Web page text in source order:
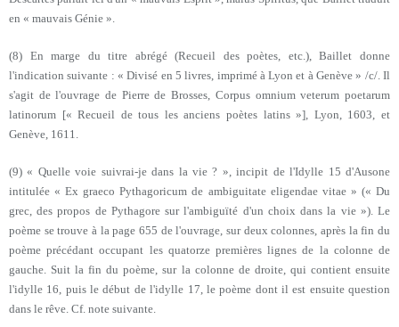
en « mauvais Génie ».
(8) En marge du titre abrégé (Recueil des poètes, etc.), Baillet donne
l'indication suivante : « Divisé en 5 livres, imprimé à Lyon et à Genève » /c/. Il
s'agit de l'ouvrage de Pierre de Brosses, Corpus omnium veterum poetarum
latinorum [« Recueil de tous les anciens poètes latins »], Lyon, 1603, et
Genève, 1611.
(9) « Quelle voie suivrai-je dans la vie ? », incipit de l'Idylle 15 d'Ausone
intitulée « Ex graeco Pythagoricum de ambiguitate eligendae vitae » (« Du
grec, des propos de Pythagore sur l'ambiguïté d'un choix dans la vie »). Le
poème se trouve à la page 655 de l'ouvrage, sur deux colonnes, après la fin du
poème précédant occupant les quatorze premières lignes de la colonne de
gauche. Suit la fin du poème, sur la colonne de droite, qui contient ensuite
l'idylle 16, puis le début de l'idylle 17, le poème dont il est ensuite question
dans le rêve. Cf. note suivante.